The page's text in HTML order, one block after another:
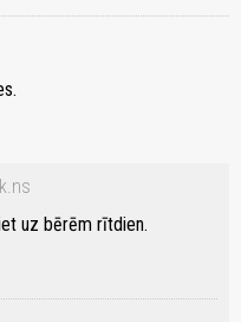
uz bērēm rītdien.